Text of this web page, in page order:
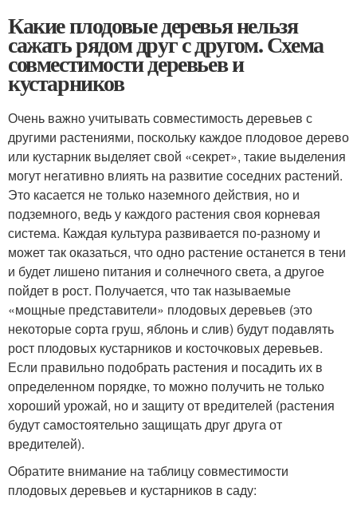
Какие плодовые деревья нельзя
сажать рядом друг с другом. Схема
совместимости деревьев и
кустарников
Очень важно учитывать совместимость деревьев с
другими растениями, поскольку каждое плодовое дерево
или кустарник выделяет свой «секрет», такие выделения
могут негативно влиять на развитие соседних растений.
Это касается не только наземного действия, но и
подземного, ведь у каждого растения своя корневая
система. Каждая культура развивается по-разному и
может так оказаться, что одно растение останется в тени
и будет лишено питания и солнечного света, а другое
пойдет в рост. Получается, что так называемые
«мощные представители» плодовых деревьев (это
некоторые сорта груш, яблонь и слив) будут подавлять
рост плодовых кустарников и косточковых деревьев.
Если правильно подобрать растения и посадить их в
определенном порядке, то можно получить не только
хороший урожай, но и защиту от вредителей (растения
будут самостоятельно защищать друг друга от
вредителей).
Обратите внимание на таблицу совместимости
плодовых деревьев и кустарников в саду: